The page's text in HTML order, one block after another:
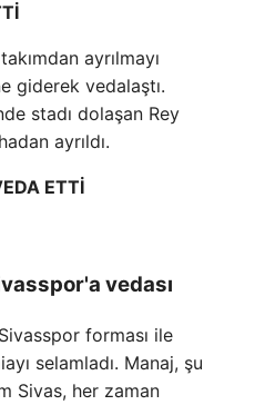
ayrılmayı
giderek vedalaştı.
stadı dolaşan Rey
ayrıldı.
ETTİ
vedası
forması ile
selamladı. Manaj, şu
Sivas, her zaman